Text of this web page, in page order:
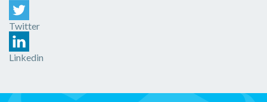
Twitter
Linkedin